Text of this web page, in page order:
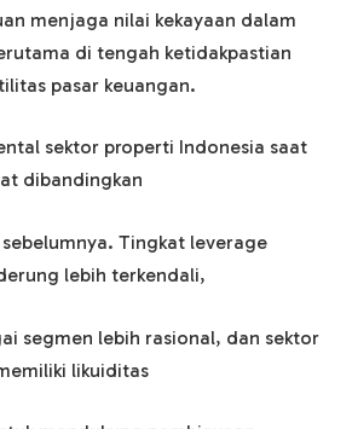
menjaga nilai kekayaan dalam
di tengah ketidakpastian
pasar keuangan.
sektor properti Indonesia saat
dibandingkan
Tingkat leverage
lebih terkendali,
segmen lebih rasional, dan sektor
likuiditas